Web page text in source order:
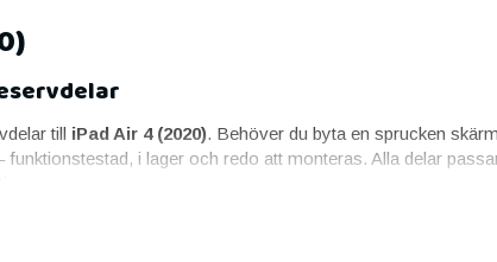
till iPad Air 4 (2020). Behöver du byta en sprucken
funktionstestad, i lager och redo att monteras. Alla delar